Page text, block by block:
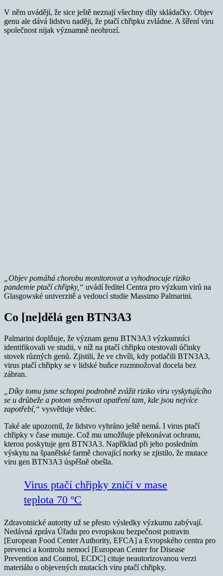
V něm uvádějí, že sice ještě neznají všechny díly skládačky. Objev
genu ale dává lidstvu naději, že ptačí chřipku zvládne. A šíření viru
společnost nijak významně neohrozí.
„Objev pomáhá chorobu monitorovat a vyhodnocuje riziko
pandemie ptačí chřipky,“ uvádí ředitel Centra pro výzkum virů na
Glasgowské univerzitě a vedoucí studie Massimo Palmarini.
Co [ne]dělá gen BTN3A3
Palmarini doplňuje, že význam genu BTN3A3 výzkumníci
identifikovali ve studii, v níž na ptačí chřipku otestovali účinky
stovek různých genů. Zjistili, že ve chvíli, kdy potlačili BTN3A3,
virus ptačí chřipky se v lidské buňce rozmnožoval docela bez
zábran.
„Díky tomu jsme schopni podrobně zvážit riziko viru vyskytujícího
se u drůbeže a potom směrovat opatření tam, kde jsou nejvíce
zapotřebí,“ vysvětluje vědec.
Také ale upozornil, že lidstvo vyhráno ještě nemá. I virus ptačí
chřipky v čase mutuje. Což mu umožňuje překonávat ochranu,
kterou poskytuje gen BTN3A3. Například při jeho posledním
výskytu na španělské farmě chovající norky se zjistilo, že mutace
viru gen BTN3A3 úspěšně obešla.
Virus ptačí chřipky zničí v mase
teplota 70 ºC
Zdravotnické autority už se přesto výsledky výzkumu zabývají.
Nedávná zpráva Úřadu pro evropskou bezpečnost potravin
[European Food Center Authority, EFCA] a Evropského centra pro
prevenci a kontrolu nemocí [European Center for Disease
Prevention and Control, ECDC] cituje neautorizovanou verzi
materiálu o objevených mutacích viru ptačí chřipky.